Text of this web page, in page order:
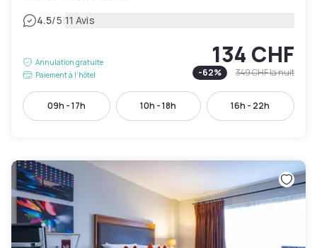
4.5/5|11 Avis
Annulation gratuite
Paiement à l'hôtel
134 CHF
-62% 349 CHFla nuit
09h - 17h 10h - 18h 16h - 22h